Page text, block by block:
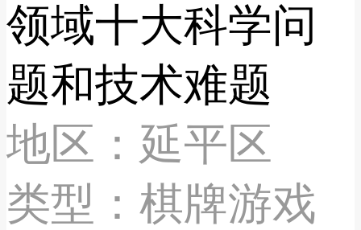
领域十大科学问
题和技术难题
地区：延平区
类型：棋牌游戏